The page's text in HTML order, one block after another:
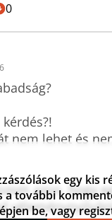
0
nem lehet és
azon, hogy
egy kis
a további
be, vagy